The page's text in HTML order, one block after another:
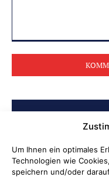
Um Ihnen ein optimales
Technologien wie
speichern und/oder
BELIEBTE
Ni hao in